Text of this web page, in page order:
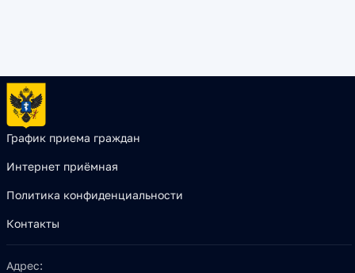
График приема граждан
Интернет приёмная
Политика конфиденциальности
Контакты
Адрес: